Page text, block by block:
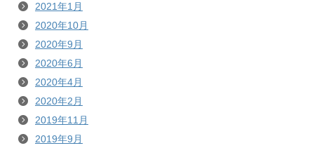
2021年1月
2020年10月
2020年9月
2020年6月
2020年4月
2020年2月
2019年11月
2019年9月